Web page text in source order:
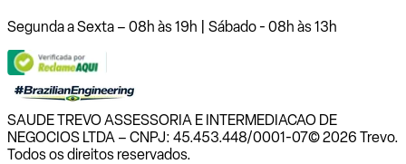
Segunda a Sexta – 08h às 19h | Sábado - 08h às 13h
SAUDE TREVO ASSESSORIA E INTERMEDIACAO DE
NEGOCIOS LTDA – CNPJ: 45.453.448/0001-07© 2026 Trevo.
Todos os direitos reservados.